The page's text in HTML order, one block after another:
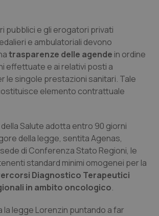
pubblici e gli erogatori privati
e ambulatoriali devono
trasparenze delle agende in ordine
effettuate e ai relativi posti a
le singole prestazioni sanitari. Tale
elemento contrattuale
Salute adotta entro 90 giorni
della legge, sentita Agenas,
di Conferenza Stato Regioni, le
standard minimi omogenei per la
Diagnostico Terapeutici
in ambito oncologico.
la legge Lorenzin puntando a far